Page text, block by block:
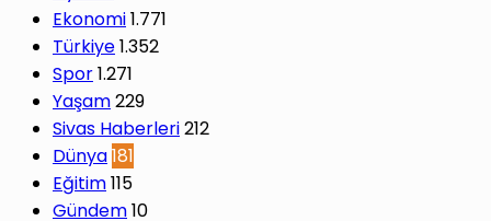
Ekonomi1.771
Türkiye1.352
Spor1.271
Yaşam229
Sivas Haberleri212
Dünya181
Eğitim115
Gündem10